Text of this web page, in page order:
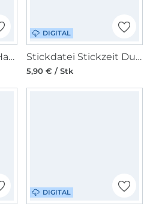
Stickdatei Stickzeit Handytasche ITH
DIGITAL
Stickdatei Stickzeit Duftsäckchen Lavendel ITH
5,90 € / Stk
DIGITAL